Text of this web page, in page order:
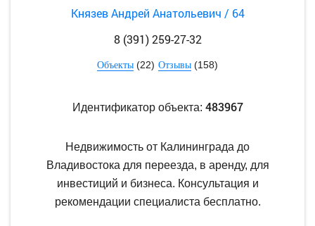
Князев Андрей Анатольевич / 64
8 (391) 259-27-32
Объекты (22) Отзывы (158)
Идентификатор объекта: 483967
Недвижимость от Калининграда до
Владивостока для переезда, в аренду, для
инвестиций и бизнеса. Консультация и
рекомендации специалиста бесплатно.